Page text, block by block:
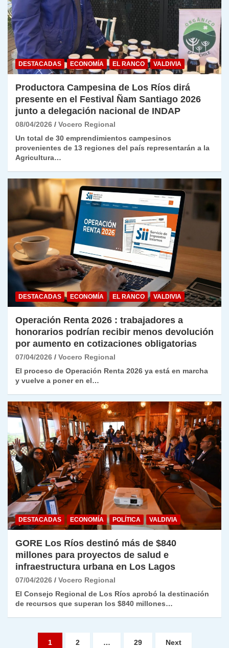
DESTACADAS ECONOMÍA EL RANCO VALDIVIA
Productora Campesina de Los Ríos dirá
presente en el Festival Ñam Santiago 2026
junto a delegación nacional de INDAP
08/04/2026
Vocero Regional
Un total de 30 emprendimientos campesinos
provenientes de 13 regiones del país representarán a la
Agricultura…
DESTACADAS ECONOMÍA EL RANCO VALDIVIA
Operación Renta 2026 : trabajadores a
honorarios podrían recibir menos devolución
por aumento en cotizaciones obligatorias
07/04/2026
Vocero Regional
El proceso de Operación Renta 2026 ya está en marcha
y vuelve a poner en el…
DESTACADAS ECONOMÍA POLÍTICA VALDIVIA
GORE Los Ríos destinó más de $840
millones para proyectos de salud e
infraestructura urbana en Los Lagos
07/04/2026
Vocero Regional
El Consejo Regional de Los Ríos aprobó la destinación
de recursos que superan los $840 millones…
Paginación
1 2 … 29 Next